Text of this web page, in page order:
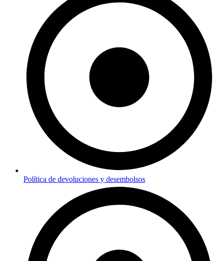
Política de devoluciones y desembolsos